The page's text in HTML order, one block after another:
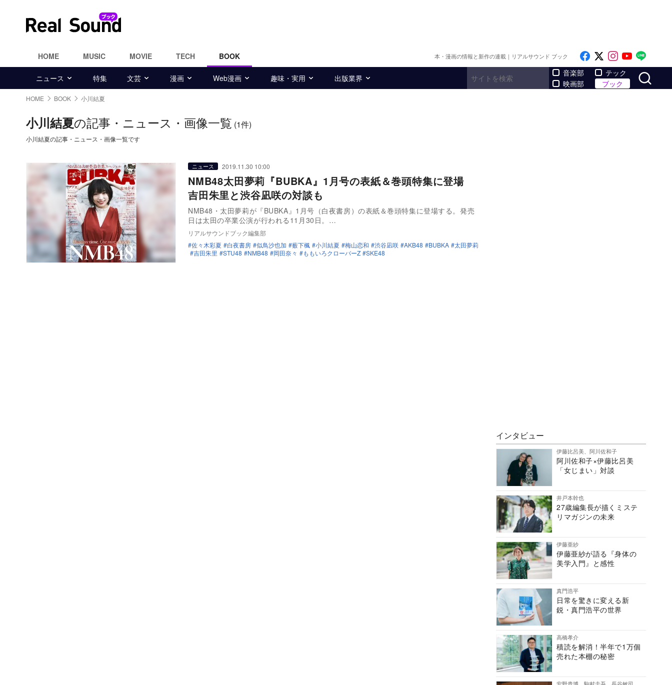
HOME MUSIC MOVIE TECH BOOK 本・漫画の情報と新作の連載｜リアルサウンド ブック Like on Facebook
Follow on x
Follow on
Follow
ニュース 特集 文芸 漫画 Web漫画 趣味・実用 出版業界
音楽部
映画部
テック
ブック
HOME BOOK 小川結夏
小川結夏の記事・ニュース・画像一覧 (1件)
小川結夏の記事・ニュース・画像一覧です
ニュース 2019.11.30 10:00
NMB48太田夢莉『BUBKA』1月号の表紙＆巻頭特集に登場
吉田朱里と渋谷凪咲の対談も
NMB48・太田夢莉が『BUBKA』1月号（白夜書房）の表紙＆巻頭特集に登場する。発売
日は太田の卒業公演が行われる11月30日。…
リアルサウンドブック編集部
佐々木彩夏
白夜書房 似鳥沙也加 薮下楓 小川結夏 梅山恋和 渋谷凪咲 AKB48 BUBKA
太田夢莉
吉田朱里
STU48 NMB48 岡田奈々 ももいろクローバーZ SKE48
インタビュー
伊藤比呂美、阿川佐和子
阿川佐和子×伊藤比呂美
「女じまい」対談
井戸本幹也
27歳編集長が描くミステ
リマガジンの未来
伊藤亜紗
伊藤亜紗が語る『身体の
美学入門』と感性
真門浩平
日常を驚きに変える新
鋭・真門浩平の世界
高橋孝介
積読を解消！半年で1万個
売れた本棚の秘密
安野貴博、駒村圭吾、長谷敏司